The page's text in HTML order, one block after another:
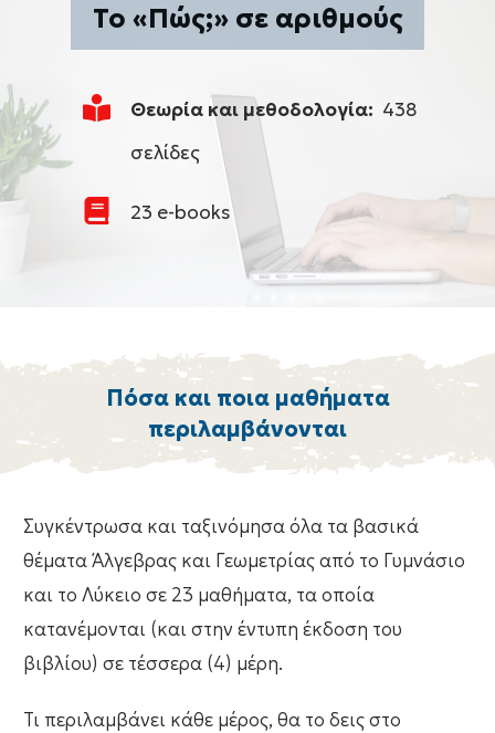
Το «Πώς;» σε αριθμούς
Θεωρία και μεθοδολογία: 438
σελίδες
23 e-books
Πόσα και ποια μαθήματα
περιλαμβάνονται
Συγκέντρωσα και ταξινόμησα όλα τα βασικά
θέματα Άλγεβρας και Γεωμετρίας από το Γυμνάσιο
και το Λύκειο σε 23 μαθήματα, τα οποία
κατανέμονται (και στην έντυπη έκδοση του
βιβλίου) σε τέσσερα (4) μέρη.
Τι περιλαμβάνει κάθε μέρος, θα το δεις στο